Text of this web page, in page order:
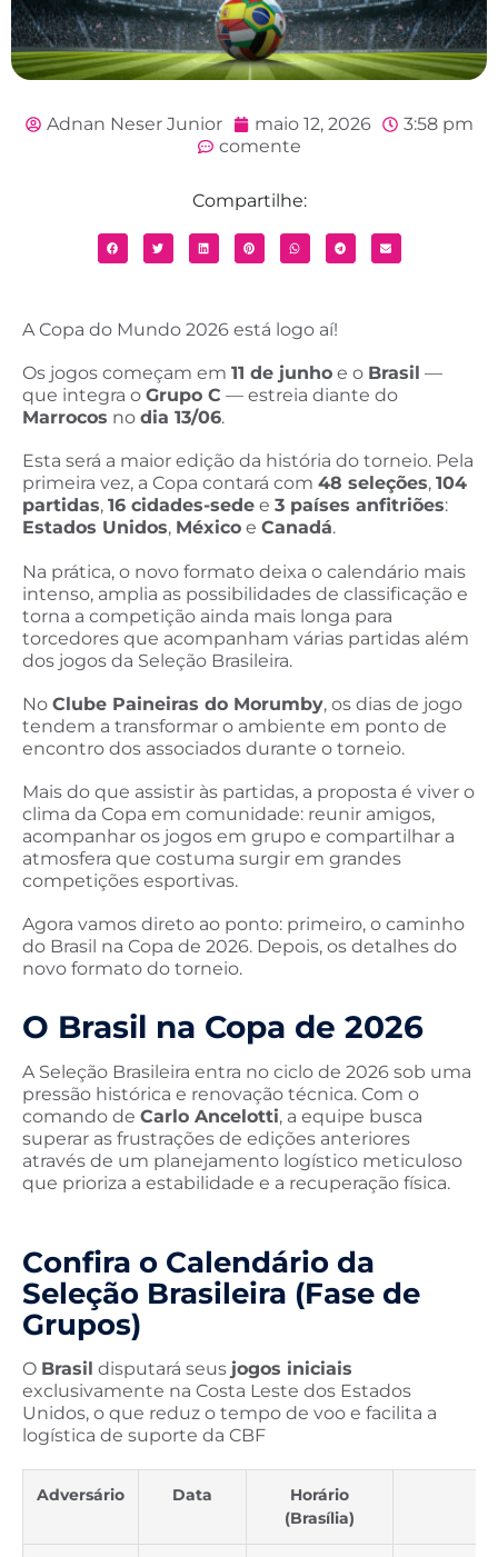
Adnan Neser Junior maio 12, 2026
3:58 pm
comente
Compartilhe:
A Copa do Mundo 2026 está logo aí!
Os jogos começam em 11 de junho e o Brasil —
que integra o Grupo C — estreia diante do
Marrocos no dia 13/06.
Esta será a maior edição da história do torneio. Pela
primeira vez, a Copa contará com 48 seleções, 104
partidas, 16 cidades-sede e 3 países anfitriões:
Estados Unidos, México e Canadá.
Na prática, o novo formato deixa o calendário mais
intenso, amplia as possibilidades de classificação e
torna a competição ainda mais longa para
torcedores que acompanham várias partidas além
dos jogos da Seleção Brasileira.
No Clube Paineiras do Morumby, os dias de jogo
tendem a transformar o ambiente em ponto de
encontro dos associados durante o torneio.
Mais do que assistir às partidas, a proposta é viver o
clima da Copa em comunidade: reunir amigos,
acompanhar os jogos em grupo e compartilhar a
atmosfera que costuma surgir em grandes
competições esportivas.
Agora vamos direto ao ponto: primeiro, o caminho
do Brasil na Copa de 2026. Depois, os detalhes do
novo formato do torneio.
O Brasil na Copa de 2026
A Seleção Brasileira entra no ciclo de 2026 sob uma
pressão histórica e renovação técnica. Com o
comando de Carlo Ancelotti, a equipe busca
superar as frustrações de edições anteriores
através de um planejamento logístico meticuloso
que prioriza a estabilidade e a recuperação física.
Confira o Calendário da
Seleção Brasileira (Fase de
Grupos)
O Brasil disputará seus jogos iniciais
exclusivamente na Costa Leste dos Estados
Unidos, o que reduz o tempo de voo e facilita a
logística de suporte da CBF
Adversário Data
Horário
(Brasília)